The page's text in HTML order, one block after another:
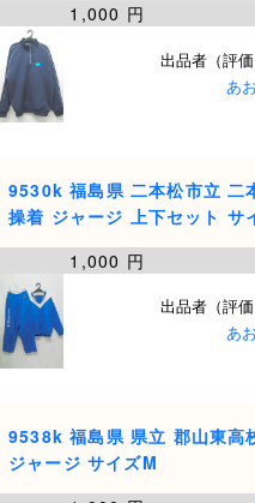
1,000 円
出品者（評価
あ
9530k 福島県 二本松市立 二
操着 ジャージ 上下セット サ
1,000 円
出品者（評価
あ
9538k 福島県 県立 郡山東
ジャージ サイズM